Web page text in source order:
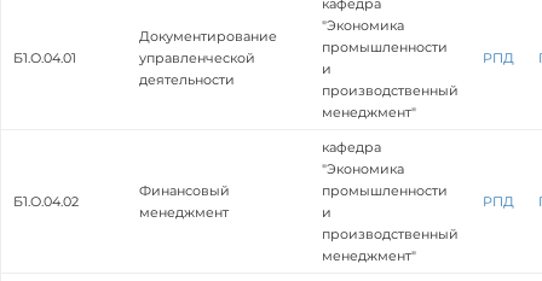
Б1.О.04.01
Документирование
управленческой
деятельности
кафедра
"Экономика
промышленности
и
производственный
менеджмент"
РПД
Б1.О.04.02
Финансовый
менеджмент
кафедра
"Экономика
промышленности
и
производственный
менеджмент"
РПД